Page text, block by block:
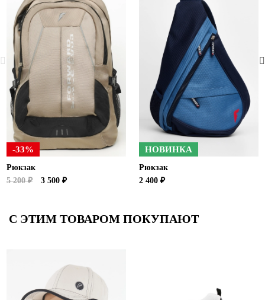
-33%
Рюкзак
5 200 ₽
3 500 ₽
НОВИНКА
Рюкзак
2 400 ₽
С ЭТИМ ТОВАРОМ ПОКУПАЮТ